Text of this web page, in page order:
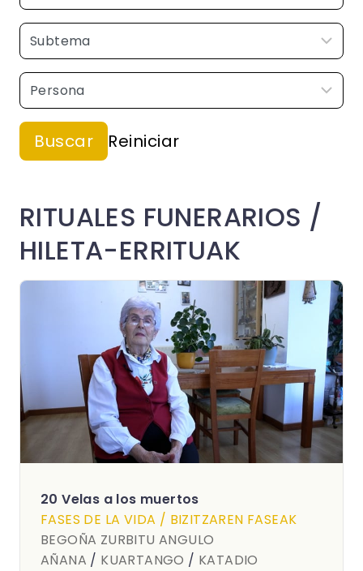
RITUALES FUNERARIOS /
HILETA-ERRITUAK
20 Velas a los muertos
FASES DE LA VIDA / BIZITZAREN FASEAK
BEGOÑA ZURBITU ANGULO
AÑANA / KUARTANGO / KATADIO